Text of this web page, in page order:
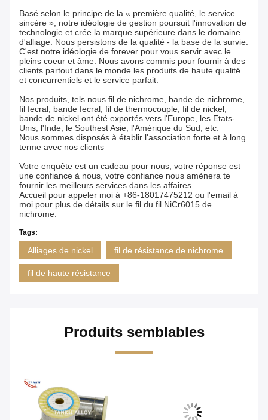
Basé selon le principe de la « première qualité, le service
sincère », notre idéologie de gestion poursuit l'innovation de
technologie et crée la marque supérieure dans le domaine
d'alliage. Nous persistons de la qualité - la base de la survie.
C'est notre idéologie de forever pour vous servir avec le
pleins coeur et âme. Nous avons commis pour fournir à des
clients partout dans le monde les produits de haute qualité
et concurrentiels et le service parfait.
Nos produits, tels nous fil de nichrome, bande de nichrome,
fil fecral, bande fecral, fil de thermocouple, fil de nickel,
bande de nickel ont été exportés vers l'Europe, les Etats-
Unis, l'Inde, le Southest Asie, l'Amérique du Sud, etc.
Nous sommes disposés à établir l'association forte et à long
terme avec nos clients
Votre enquête est un cadeau pour nous, votre réponse est
une confiance à nous, votre confiance nous amènera te
fournir les meilleurs services dans les affaires.
Accueil pour appeler moi à +86-18017475212 ou l'email à
moi pour plus de détails sur le fil du fil NiCr6015 de
nichrome.
Tags:
Alliages de nickel fil de résistance de nichrome
fil de haute résistance
Produits semblables